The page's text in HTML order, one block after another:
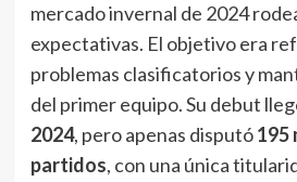
mercado invernal de 2024
expectativas. El objetivo era
problemas clasificatorios y
del primer equipo. Su debut
2024, pero apenas disputó195
partidos, con una única